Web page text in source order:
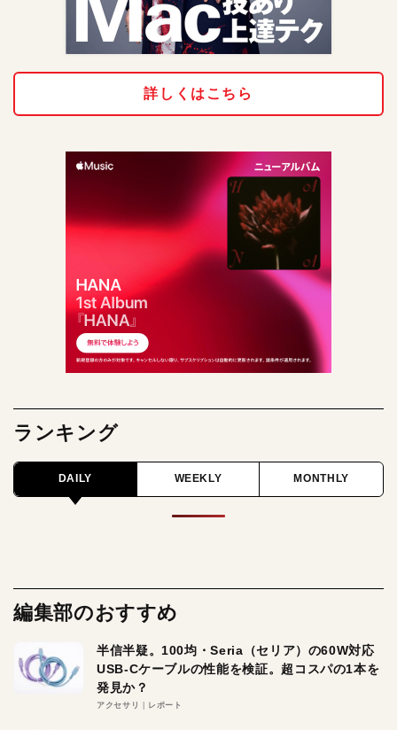
詳しくはこちら
ランキング
DAILY WEEKLY MONTHLY
編集部のおすすめ
半信半疑。100均・Seria（セリア）の60W対応
USB-Cケーブルの性能を検証。超コスパの1本を
発見か？
アクセサリ レポート